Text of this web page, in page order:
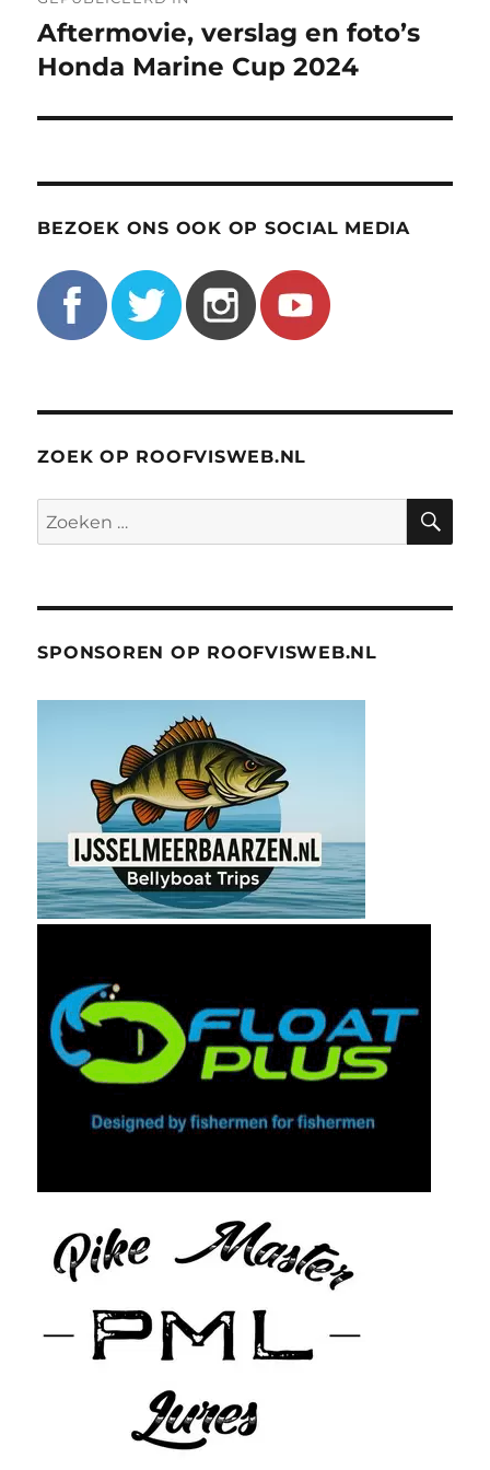
navigatie
Aftermovie, verslag en foto’s
Honda Marine Cup 2024
BEZOEK ONS OOK OP SOCIAL MEDIA
ZOEK OP ROOFVISWEB.NL
Zoeken
naar:
SPONSOREN OP ROOFVISWEB.NL